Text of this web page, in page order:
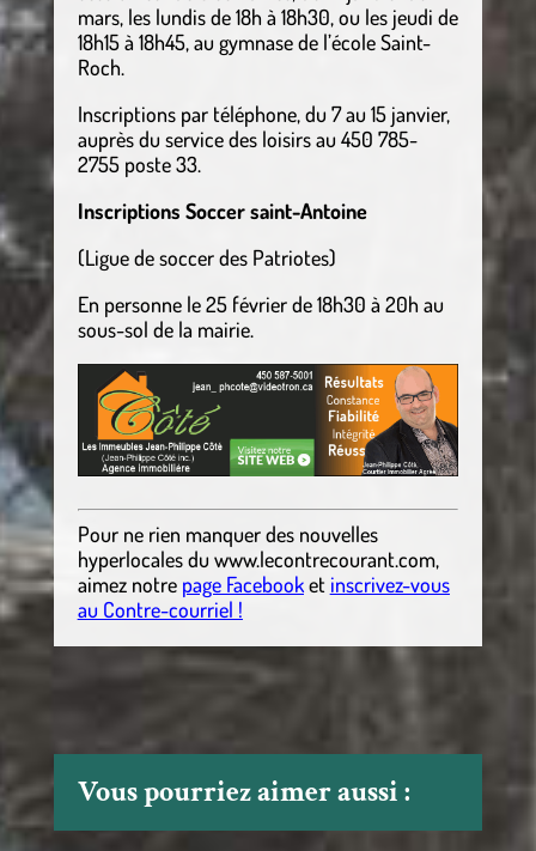
mars, les lundis de 18h à 18h30, ou les jeudi de
18h15 à 18h45, au gymnase de l’école Saint-
Roch.
Inscriptions par téléphone, du 7 au 15 janvier,
auprès du service des loisirs au 450 785-
2755 poste 33.
Inscriptions Soccer saint-Antoine
(Ligue de soccer des Patriotes)
En personne le 25 février de 18h30 à 20h au
sous-sol de la mairie.
Pour ne rien manquer des nouvelles
hyperlocalesdu www.lecontrecourant.com,
aimez notre page Facebooket inscrivez-vous
au Contre-courriel !
Vous pourriez aimer aussi :